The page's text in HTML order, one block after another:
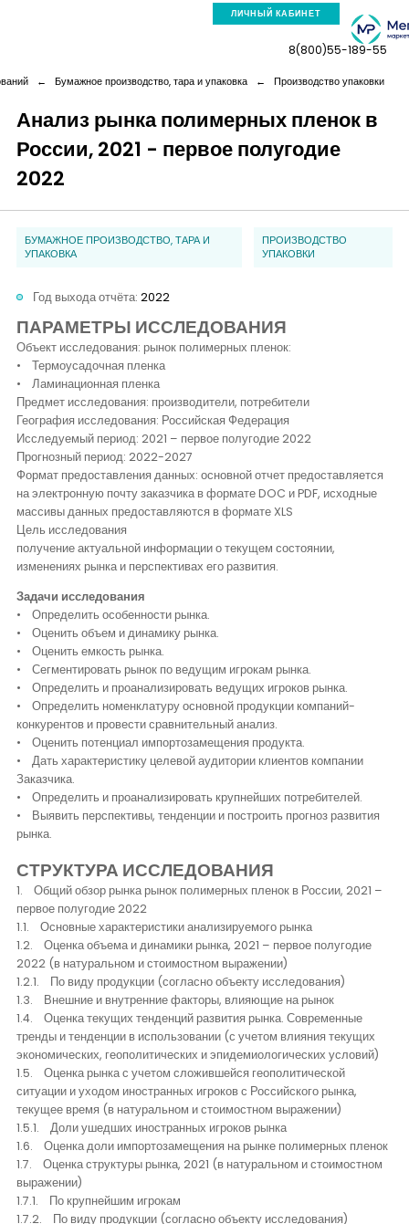
ЛИЧНЫЙ КАБИНЕТ
Компания
Новая реальность
Кейсы
Аналитика
Контакты
8(800)55-189-55
← Бумажное производство, тара и упаковка ← Производство упаковки
Анализ рынка полимерных пленок в
России, 2021 - первое полугодие
2022
БУМАЖНОЕ ПРОИЗВОДСТВО, ТАРА И
УПАКОВКА
ПРОИЗВОДСТВО
УПАКОВКИ
Год выхода отчёта: 2022
ПАРАМЕТРЫ ИССЛЕДОВАНИЯ
Объект исследования: рынок полимерных пленок:
• Термоусадочная пленка
• Ламинационная пленка
Предмет исследования: производители, потребители
География исследования: Российская Федерация
Исследуемый период: 2021 – первое полугодие 2022
Прогнозный период: 2022-2027
Формат предоставления данных: основной отчет предоставляется
на электронную почту заказчика в формате DOC и PDF, исходные
массивы данных предоставляются в формате XLS
Цель исследования
получение актуальной информации о текущем состоянии,
изменениях рынка и перспективах его развития.
Задачи исследования
• Определить особенности рынка.
• Оценить объем и динамику рынка.
• Оценить емкость рынка.
• Сегментировать рынок по ведущим игрокам рынка.
• Определить и проанализировать ведущих игроков рынка.
• Определить номенклатуру основной продукции компаний-
конкурентов и провести сравнительный анализ.
• Оценить потенциал импортозамещения продукта.
• Дать характеристику целевой аудитории клиентов компании
Заказчика.
• Определить и проанализировать крупнейших потребителей.
• Выявить перспективы, тенденции и построить прогноз развития
рынка.
СТРУКТУРА ИССЛЕДОВАНИЯ
1. Общий обзор рынка рынок полимерных пленок в России, 2021 –
первое полугодие 2022
1.1. Основные характеристики анализируемого рынка
1.2. Оценка объема и динамики рынка, 2021 – первое полугодие
2022 (в натуральном и стоимостном выражении)
1.2.1. По виду продукции (согласно объекту исследования)
1.3. Внешние и внутренние факторы, влияющие на рынок
1.4. Оценка текущих тенденций развития рынка. Современные
тренды и тенденции в использовании (с учетом влияния текущих
экономических, геополитических и эпидемиологических условий)
1.5. Оценка рынка с учетом сложившейся геополитической
ситуации и уходом иностранных игроков с Российского рынка,
текущее время (в натуральном и стоимостном выражении)
1.5.1. Доли ушедших иностранных игроков рынка
1.6. Оценка доли импортозамещения на рынке полимерных пленок
1.7. Оценка структуры рынка, 2021 (в натуральном и стоимостном
выражении)
1.7.1. По крупнейшим игрокам
1.7.2. По виду продукции (согласно объекту исследования)